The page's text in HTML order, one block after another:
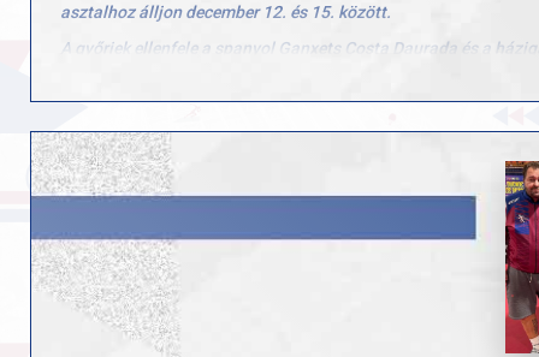
asztalhoz álljon december 12. és 15. között.
A győriek ellenfele a spanyol Ganxets Costa Daurada és a